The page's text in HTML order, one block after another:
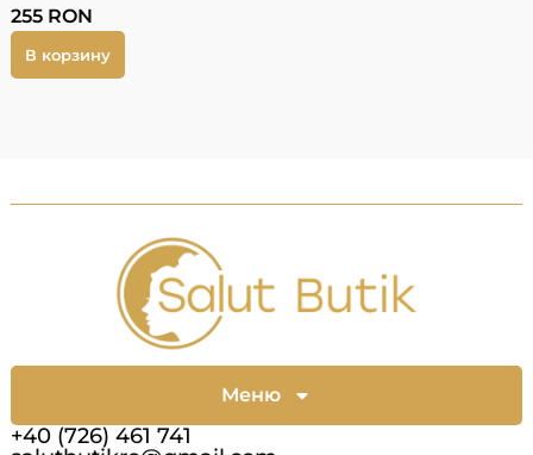
255 RON
В корзину
+40 (726) 461 741
Меню